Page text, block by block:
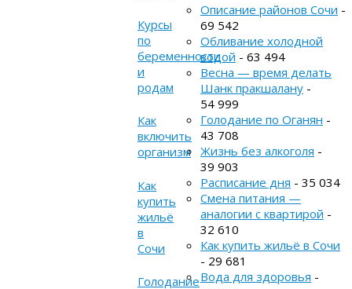
Курсы
по
беременности
и
родам
Как
включить
организм
Как
купить
жильё
в
Сочи
Голодание
Описание районов Сочи -
69 542
Обливание холодной
водой - 63 494
Весна — время делать
Шанк пракшалану -
54 999
Голодание по Оганян -
43 708
Жизнь без алкоголя -
39 903
Расписание дня - 35 034
Смена питания —
аналогии с квартирой -
32 610
Как купить жильё в Сочи
- 29 681
Вода для здоровья -